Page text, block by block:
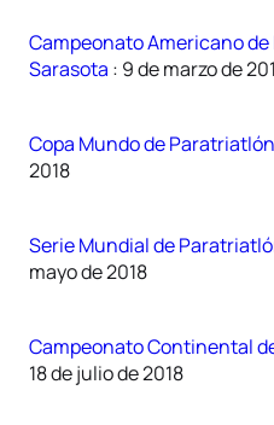
Campeonato Americano
Sarasota : 9 de marzo de
Copa Mundo de
2018
Serie Mundial de
mayo de 2018
Campeonato Continental
18 de julio de 2018